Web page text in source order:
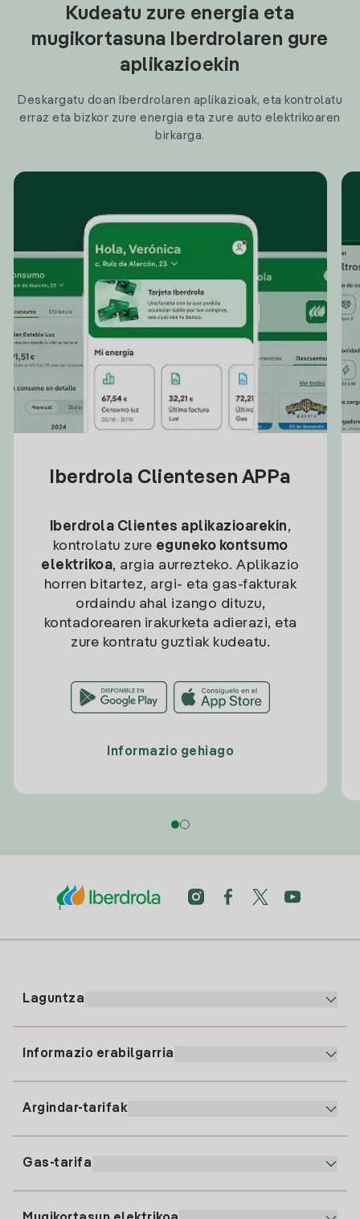
Kudeatu zure energia eta
mugikortasuna Iberdrolaren gure
aplikazioekin
Deskargatu doan Iberdrolaren aplikazioak, eta kontrolatu
erraz eta bizkor zure energia eta zure auto elektrikoaren
birkarga.
Iberdrola Clientesen APPa
Iberdrola Clientes aplikazioarekin,
kontrolatu zure eguneko kontsumo
elektrikoa, argia aurrezteko. Aplikazio
horren bitartez, argi- eta gas-fakturak
ordaindu ahal izango dituzu,
kontadorearen irakurketa adierazi, eta
zure kontratu guztiak kudeatu.
Informazio gehiago
Laguntza
91 919 52 73
clientes@tuiberdrola.es
Informazio erabilgarria
Gasean alta ematea
Argindar-tarifak
Gas-tarifa